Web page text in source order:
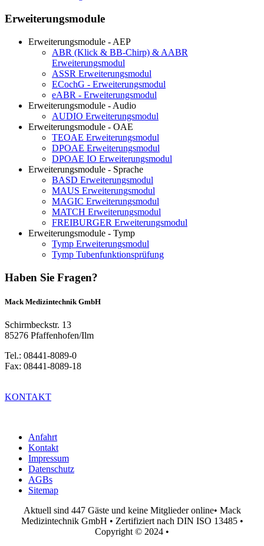
Erweiterungsmodule
Erweiterungsmodule - AEP
ABR (Klick & BB-Chirp) & AABR
Erweiterungsmodul
ASSR Erweiterungsmodul
ECochG - Erweiterungsmodul
eABR - Erweiterungsmodul
Erweiterungsmodule - Audio
AUDIO Erweiterungsmodul
Erweiterungsmodule - OAE
TEOAE Erweiterungsmodul
DPOAE Erweiterungsmodul
DPOAE IO Erweiterungsmodul
Erweiterungsmodule - Sprache
BASD Erweiterungsmodul
MAUS Erweiterungsmodul
MAGIC Erweiterungsmodul
MATCH Erweiterungsmodul
FREIBURGER Erweiterungsmodul
Erweiterungsmodule - Tymp
Tymp Erweiterungsmodul
Tymp Tubenfunktionsprüfung
Haben Sie Fragen?
Mack Medizintechnik GmbH
Schirmbeckstr. 13
85276 Pfaffenhofen/Ilm
Tel.: 08441-8089-0
Fax: 08441-8089-18
KONTAKT
Anfahrt
Kontakt
Impressum
Datenschutz
AGBs
Sitemap
Aktuell sind 447 Gäste und keine Mitglieder online• Mack
Medizintechnik GmbH • Zertifiziert nach DIN ISO 13485 •
Copyright © 2024 •